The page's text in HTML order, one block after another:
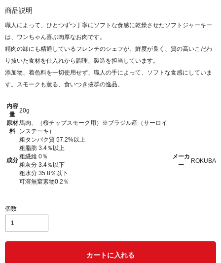
商品説明
職人によって、ひとつずつ丁寧にソフトな食感に乾燥させたソフトジャーキー
は、ワンちゃん喜ぶ肉厚なお肉です。
精肉の卸にも精通しているフレンチのシェフが、鮮度が良く、質の高いこだわ
り抜いた食材を仕入れから調理、製造を担当しています。
添加物、着色料を一切使用せず、職人の手によって、ソフトな食感にしていま
す。スモークも薫る、食いつき抜群の逸品。
内容
量
20g
原材
料
馬肉、（桜チップスモーク用）※ブラジル産（サーロイ
ンステーキ）
成分
粗タンパク質 57.2%以上
粗脂肪 3.4％以上
粗繊維 0％
粗灰分 3.4％以下
粗水分 35.8％以下
可溶無窒素物0.2％
メーカ
ー
ROKUBA
個数
カートに入れる